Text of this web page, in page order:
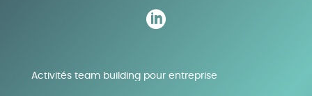

Activités team building pour entreprise